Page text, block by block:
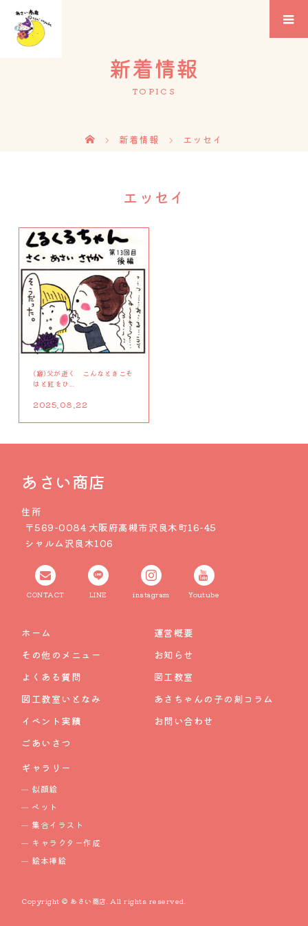
新着情報
TOPICS
新着情報 エッセイ
エッセイ
(癖)父が逝く こんなときこそ
はと紅をひ...
2025.08.22
あさい商店
住所
〒569-0084 大阪府高槻市沢良木町16-45
シャルム沢良木106
CONTACT LINE instagram Youtube
ホーム
その他のメニュー
よくある質問
図工教室いとなみ
イベント実績
ごあいさつ
運営概要
お知らせ
図工教室
あさちゃんの子の刻コラム
お問い合わせ
ギャラリー
似顔絵
ペット
集合イラスト
キャラクター作成
絵本挿絵
Copyright © あさい商店. All rights reserved.